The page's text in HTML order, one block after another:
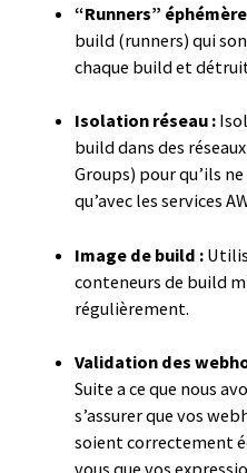
“Runners”
build (runners) qui
chaque build et
Isolation réseau :
build dans des
Groups) pour qu’ils
qu’avec les services
Image de build :
conteneurs de build
régulièrement.
Validation des
Suite a ce que nous
s’assurer que vos
soient correctement
vous que vos